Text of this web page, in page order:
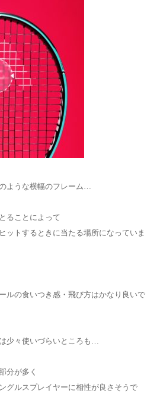
ような横幅のフレーム…
ることによって
ットするときに当たる場所になっていま
ルの食いつき感・飛び方はかなり良いで
少々使いづらいところも…
分が多く
グルスプレイヤーに相性が良さそうで